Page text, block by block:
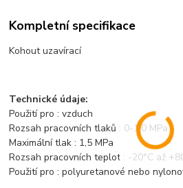
Kompletní specifikace
Kohout uzavírací
Technické údaje:
Použití pro : vzduch
Rozsah pracovních tlaků : 0-1,0 MPa
Maximální tlak : 1,5 MPa
Rozsah pracovních teplot : -20°C až
Použití pro : polyuretanové nebo